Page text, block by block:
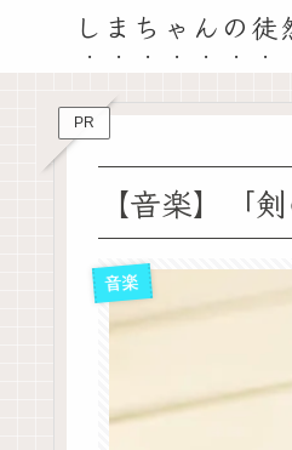
しまちゃんの徒
PR
【音楽】「
音楽